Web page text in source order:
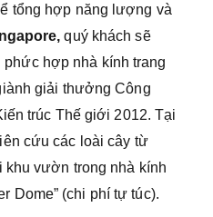
tổng hợp năng lượng và
quý khách sẽ
hợp nhà kính trang
giải thưởng Công
trúc Thế giới 2012. Tại
cứu các loài cây từ
vườn trong nhà kính
Dome” (chi phí tự túc).